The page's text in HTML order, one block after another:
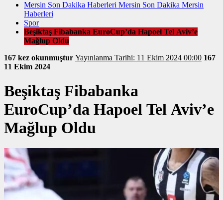
Mersin Son Dakika Haberleri Mersin Son Dakika Mersin
Haberleri
Spor
Beşiktaş Fibabanka EuroCup’da Hapoel Tel Aviv’e
Mağlup Oldu
167 kez okunmuştur
Yayınlanma Tarihi: 11 Ekim 2024 00:00 167
11 Ekim 2024
Beşiktaş Fibabanka
EuroCup’da Hapoel Tel Aviv’e
Mağlup Oldu